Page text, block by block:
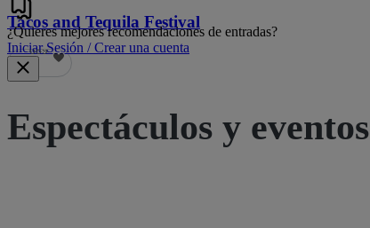
Tacos and Tequila Festival
689
¿Quieres mejores recomendaciones de entradas?
Iniciar Sesión / Crear una cuenta
Espectáculos y